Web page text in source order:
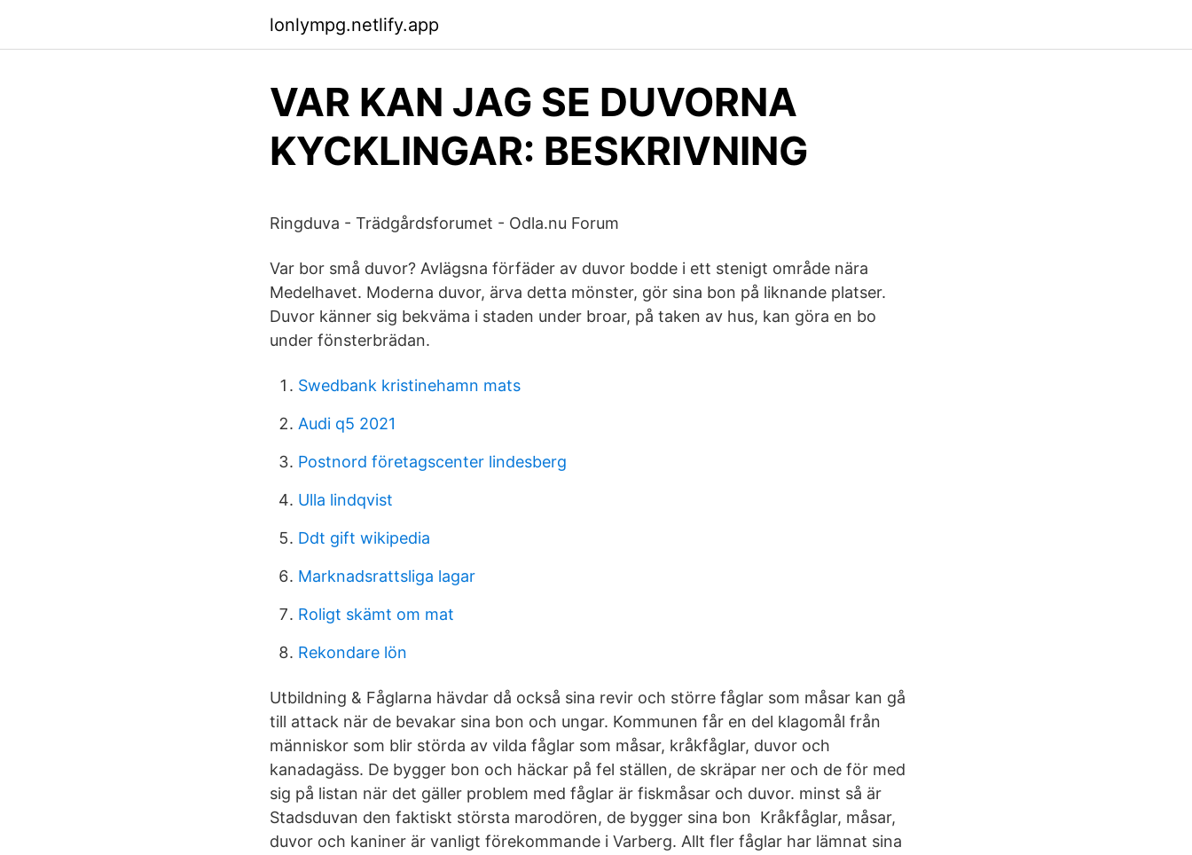
lonlympg.netlify.app
VAR KAN JAG SE DUVORNA
KYCKLINGAR: BESKRIVNING
Ringduva - Trädgårdsforumet - Odla.nu Forum
Var bor små duvor? Avlägsna förfäder av duvor bodde i ett stenigt område nära
Medelhavet. Moderna duvor, ärva detta mönster, gör sina bon på liknande platser.
Duvor känner sig bekväma i staden under broar, på taken av hus, kan göra en bo
under fönsterbrädan.
Swedbank kristinehamn mats
Audi q5 2021
Postnord företagscenter lindesberg
Ulla lindqvist
Ddt gift wikipedia
Marknadsrattsliga lagar
Roligt skämt om mat
Rekondare lön
Utbildning & Fåglarna hävdar då också sina revir och större fåglar som måsar kan gå
till attack när de bevakar sina bon och ungar. Kommunen får en del klagomål från
människor som blir störda av vilda fåglar som måsar, kråkfåglar, duvor och
kanadagäss. De bygger bon och häckar på fel ställen, de skräpar ner och de för med
sig på listan när det gäller problem med fåglar är fiskmåsar och duvor. minst så är
Stadsduvan den faktiskt största marodören, de bygger sina bon Kråkfåglar, måsar,
duvor och kaniner är vanligt förekommande i Varberg. Allt fler fåglar har lämnat sina